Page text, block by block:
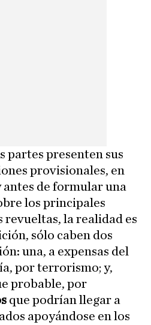
partes presenten sus
provisionales, en
de formular una
los principales
revueltas, la realidad es
sólo caben dos
una, a expensas del
por terrorismo; y,
probable, por
que podrían llegar a
apoyándose en los